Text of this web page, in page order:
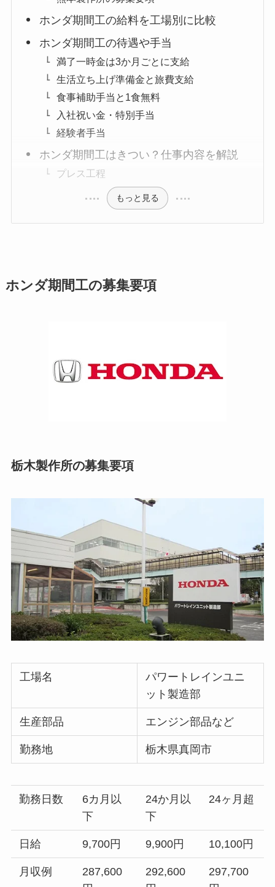
ホンダ期間工の給料を工場別に比較
ホンダ期間工の待遇や手当
満了一時金は3か月ごとに支給
生活立ち上げ準備金と旅費支給
食事補助手当と1食無料
入社祝い金・特別手当
経験者手当
ホンダ期間工はきつい？仕事内容を解説
プレス工程
もっと見る
ホンダ期間工の募集要項
栃木製作所の募集要項
工場名
パワートレインユニ
ット製造部
生産部品 エンジン部品など
勤務地 栃木県真岡市
勤務日数
6カ月以
下
24か月以
下
24ヶ月超
日給 9,700円 9,900円 10,100円
月収例
287,600
292,600
297,700